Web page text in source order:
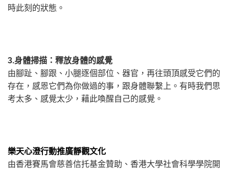
時此刻的狀態。
3.身體掃描：釋放身體的感覺
由腳趾、腳跟、小腿逐個部位、器官，再往頭頂感受它們的
存在，感恩它們為你做過的事，跟身體聯繫上。有時我們思
考太多、感覺太少，藉此喚醒自己的感覺。
樂天心澄行動推廣靜觀文化
由香港賽馬會慈善信托基金贊助、香港大學社會科學學院開